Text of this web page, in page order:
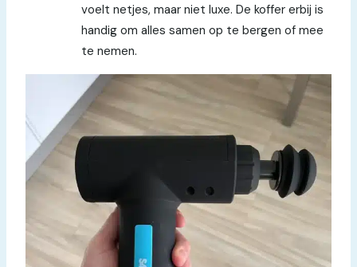
voelt netjes, maar niet luxe. De koffer erbij is
handig om alles samen op te bergen of mee
te nemen.